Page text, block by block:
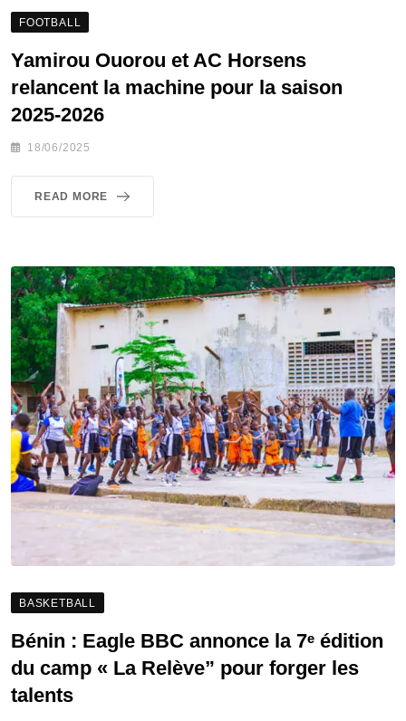
FOOTBALL
Yamirou Ouorou et AC Horsens
relancent la machine pour la saison
2025-2026
18/06/2025
READ MORE
BASKETBALL
Bénin : Eagle BBC annonce la 7ᵉ édition
du camp « La Relève” pour forger les
talents